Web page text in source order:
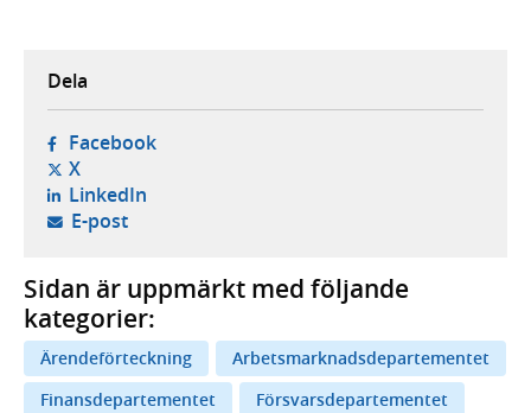
Dela
Facebook- öppnas i ny flik, extern webbplats,
X- öppnas i ny flik, extern webbplats,
LinkedIn- öppnas i ny flik, extern webbplats,
E-post- öppnar din e-postklient,
Sidan är uppmärkt med följande
kategorier:
Ärendeförteckning
Arbetsmarknadsdepartementet
Finansdepartementet
Försvarsdepartementet